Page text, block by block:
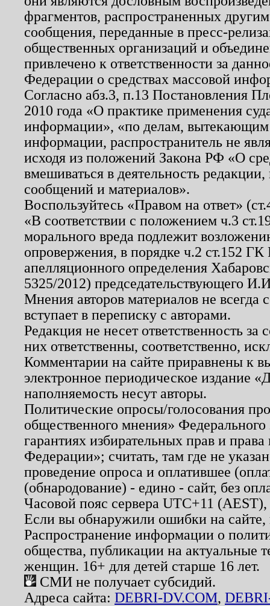
фрагментов, распространенных
сообщения, переданные в пресс-
общественных организаций и
привлечено к ответственности за
Федерации о средствах массовой
Согласно абз.3, п.13 Постановления
2010 года «О практике применения
информации», «по делам, вытекающим
информации, распространитель не
исходя из положений Закона РФ «О
вмешиваться в деятельность
сообщений и материалов».
Воспользуйтесь «Правом на ответ»
«В соответствии с положением ч.3
морального вреда подлежит
опровержения, в порядке ч.2 ст.152
апелляционного определения
5325/2012) председательствующего
Мнения авторов материалов не
вступает в переписку с авторами.
Редакция не несет ответственность
них ответственны, соответственно,
Комментарии на сайте приравнены к
электронное периодическое издание
наполняемость несут авторы.
Политические опросы/голосования
общественного мнения»
гарантиях избирательных прав и
Федерации»; считать, там где не
проведение опроса и оплатившее
(обнародование) - едино - сайт, без
Часовой пояс сервера UTC+11
Если вы обнаружили ошибки на
Распространение информации о
общества, публикации на актуальные
женщин. 16+ для детей старше 16 лет.
СМИ не получает субсидий.
Адреса сайта: DEBRI-DV.COM,